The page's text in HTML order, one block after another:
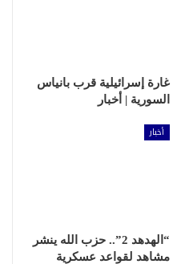
غارة إسرائيلية قرب بانياس
السورية | أخبار
أخبار
“الهدهد 2”.. حزب الله ينشر
مشاهد لقواعد عسكرية